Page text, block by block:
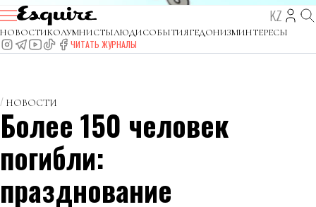
KZ
НОВОСТИКОЛУМНИСТЫЛЮДИСОБЫТИЯГЕДОНИЗМИНТЕРЕСЫ
ЧИТАТЬ ЖУРНАЛЫ
НОВОСТИ
Более 150 человек
погибли:
празднование